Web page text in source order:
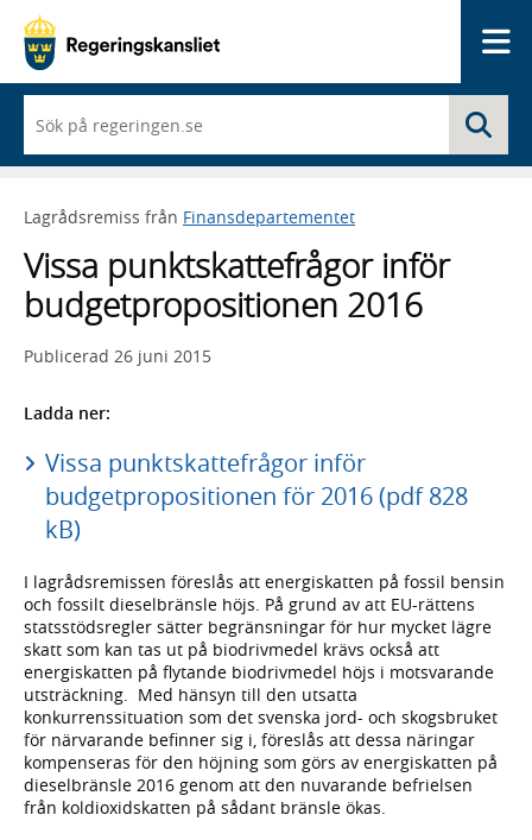
du
börjar
skriva
framträder
lista
med
sökförslag
Lagrådsremiss från Finansdepartementet
Vissa punktskattefrågor inför
budgetpropositionen 2016
Publicerad 26 juni 2015
Ladda ner:
Vissa punktskattefrågor inför
budgetpropositionen för 2016 (pdf 828
kB)
I lagrådsremissen föreslås att energiskatten på fossil bensin
och fossilt dieselbränsle höjs. På grund av att EU-rättens
statsstödsregler sätter begränsningar för hur mycket lägre
skatt som kan tas ut på biodrivmedel krävs också att
energiskatten på flytande biodrivmedel höjs i motsvarande
utsträckning. Med hänsyn till den utsatta
konkurrenssituation som det svenska jord- och skogsbruket
för närvarande befinner sig i, föreslås att dessa näringar
kompenseras för den höjning som görs av energiskatten på
dieselbränsle 2016 genom att den nuvarande befrielsen
från koldioxid­skatten på sådant bränsle ökas.